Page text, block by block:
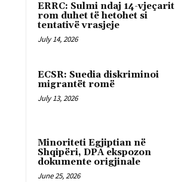
ERRC: Sulmi ndaj 14-vjeçarit
rom duhet të hetohet si
tentativë vrasjeje
July 14, 2026
ECSR: Suedia diskriminoi
migrantët romë
July 13, 2026
Minoriteti Egjiptian në
Shqipëri, DPA ekspozon
dokumente origjinale
June 25, 2026